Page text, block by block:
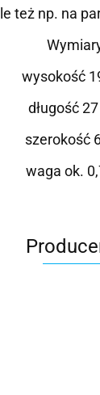
też np. na
wysokość
długość
szerokość
waga ok.